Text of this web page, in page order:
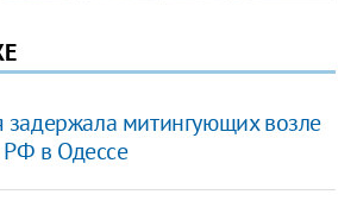
митингующих возле
РФ в Одессе